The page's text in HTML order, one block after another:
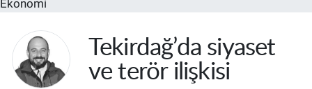
Ekonomi
Tekirdağ’da siyaset
ve terör ilişkisi